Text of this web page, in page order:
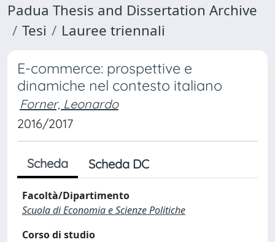
Padua Thesis and Dissertation Archive
Tesi
Lauree triennali
E-commerce: prospettive e
dinamiche nel contesto italiano
Forner, Leonardo
2016/2017
Scheda Scheda DC
Facoltà/Dipartimento
Scuola di Economia e Scienze Politiche
Corso di studio